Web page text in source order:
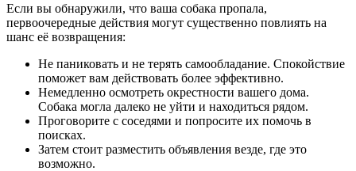
Если вы обнаружили, что ваша собака пропала,
первоочередные действия могут существенно повлиять на
шанс её возвращения:
Не паниковать и не терять самообладание. Спокойствие
поможет вам действовать более эффективно.
Немедленно осмотреть окрестности вашего дома.
Собака могла далеко не уйти и находиться рядом.
Проговорите с соседями и попросите их помочь в
поисках.
Затем стоит разместить объявления везде, где это
возможно.